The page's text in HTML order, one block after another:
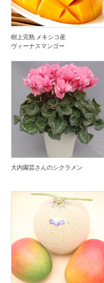
樹上完熟 メキシコ産
ヴィーナスマンゴー
大内園芸さんのシクラメン